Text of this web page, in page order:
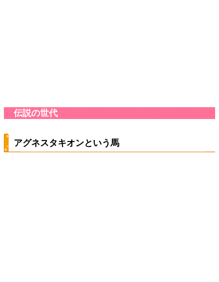
伝説の世代
アグネスタキオンという馬